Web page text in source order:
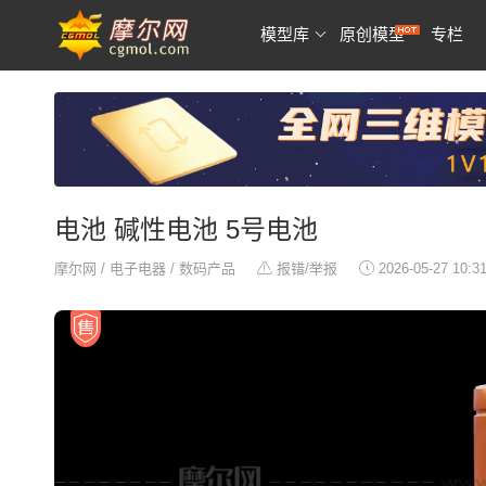
模型库 原创模型 专栏
电池 碱性电池 5号电池
摩尔网 / 电子电器 / 数码产品 报错/举报 2026-05-27 10:31